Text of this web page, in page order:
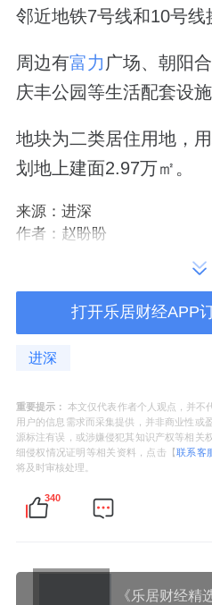
邻近地铁7号线和10号线
周边有富力 广场、朝阳
庆丰公园等生活配套设施
地块为二类居住用地，
划地上建面2.97万㎡。
来源：进深
作者：赵盼盼
打开乐居财经APP
进深
重要提示： 本文仅代表作者个人观点，并不
用户的信息需求而采集提供，并非商业性或
源标注有误，或涉嫌侵犯其知识产权等相关
细侵权情况证明等相关资料，点击【联系客
将及时审核处理。
340
《乐居财经精